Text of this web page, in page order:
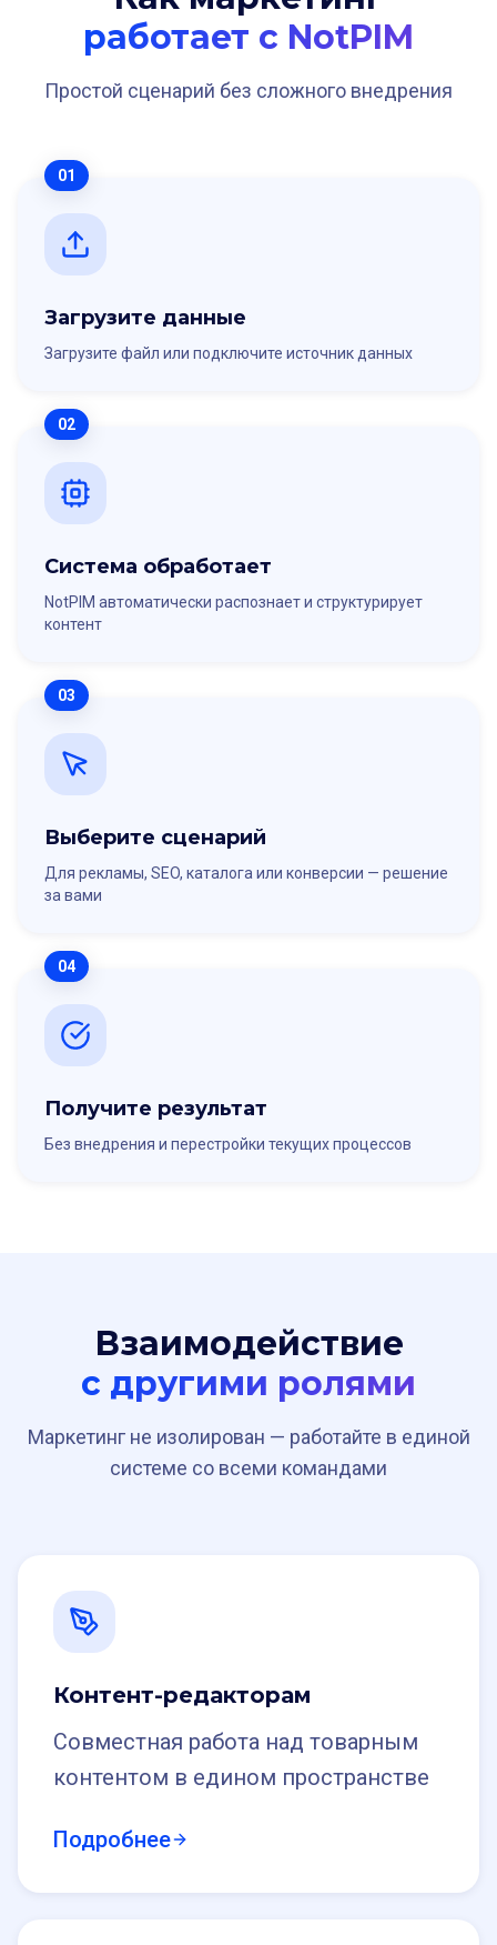
работает с NotPIM
Простой сценарий без сложного внедрения
01
Загрузите данные
Загрузите файл или подключите источник данных
02
Система обработает
NotPIM автоматически распознает и структурирует
контент
03
Выберите сценарий
Для рекламы, SEO, каталога или конверсии — решение
за вами
04
Получите результат
Без внедрения и перестройки текущих процессов
Взаимодействие
с другими ролями
Маркетинг не изолирован — работайте в единой
системе со всеми командами
Контент-редакторам
Совместная работа над товарным
контентом в едином пространстве
Подробнее